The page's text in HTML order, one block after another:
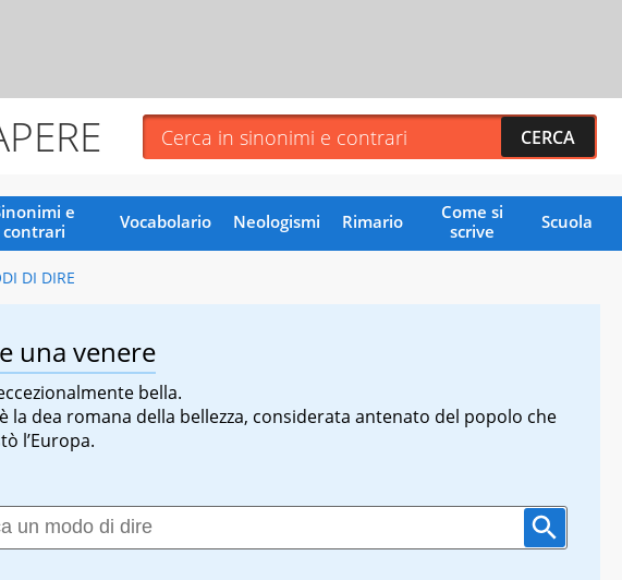
e
contrari
Vocabolario Neologismi Rimario
Come si
scrive
Scuola
DI DIRE
una venere
bella.
la dea romana della bellezza, considerata antenato del popolo che
l’Europa.